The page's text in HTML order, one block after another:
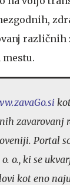
različnih
zavarovanj
Portal
o., ki se
kot eno